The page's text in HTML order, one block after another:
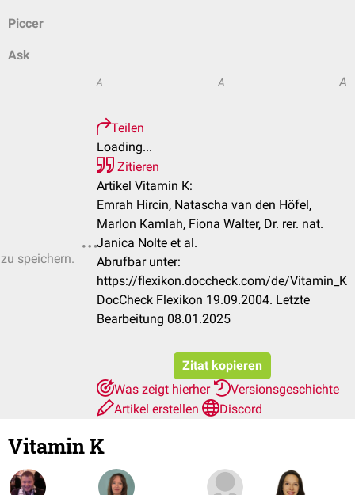
Piccer
Ask
speichern.
A A A
Teilen
Loading...
Zitieren
Artikel Vitamin K:
Emrah Hircin, Natascha van den Höfel,
Marlon Kamlah, Fiona Walter, Dr. rer. nat.
Janica Nolte et al.
Abrufbar unter:
https://flexikon.doccheck.com/de/Vitamin_K
DocCheck Flexikon 19.09.2004. Letzte
Bearbeitung 08.01.2025
Zitat kopieren
Was zeigt hierher
Versionsgeschichte
Artikel erstellen
Discord
Vitamin K